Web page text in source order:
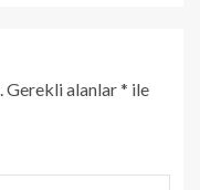
Gerekli alanlar* ile